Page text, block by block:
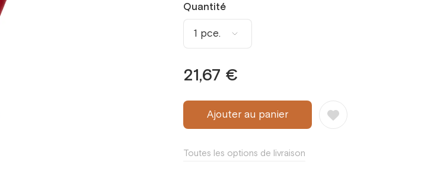
Quantité
1 pce.
2 pce.
3 pce.
5 pce.
21,67 €
Ajouter au panier
Toutes les options de livraison